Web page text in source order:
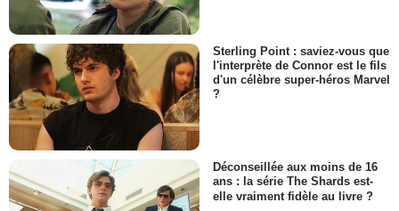
Sterling Point : saviez-vous que
l'interprète de Connor est le fils
d'un célèbre super-héros Marvel
?
Déconseillée aux moins de 16
ans : la série The Shards est-
elle vraiment fidèle au livre ?